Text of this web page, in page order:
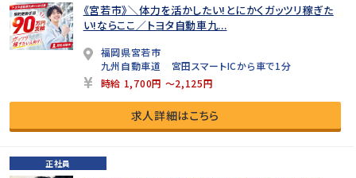
《宮若市》＼体力を活かしたい!とにかくガッツリ稼ぎた
い!ならここ／トヨタ自動車九...
福岡県宮若市
九州自動車道 宮田スマートICから車で1分
時給 1,700円 ～2,125円
求人詳細はこちら
正社員